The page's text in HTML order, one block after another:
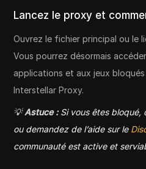
Lancez le proxy et
Ouvrez le fichier principal ou le
Vous pourrez désormais
applications et aux jeux
Interstellar Proxy.
💡Astuce :Si vous êtes bloqué,
ou demandez de l’aide sur le
communauté est active et